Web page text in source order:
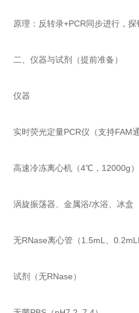
原理：反转录+PCR同步进行，
二、仪器与试剂（提前准备）
仪器
实时荧光定量PCR仪（支持FAM通
高速冷冻离心机（4℃，12000g）
涡旋振荡器、金属浴/水浴、冰盒
无RNase离心管（1.5mL、
试剂（无RNase）